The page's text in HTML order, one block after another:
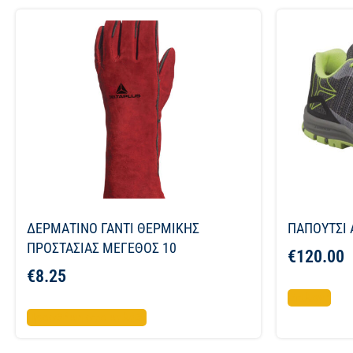
ΔΕΡΜΑΤΙΝΟ ΓΑΝΤΙ ΘΕΡΜΙΚΗΣ
ΠΡΟΣΤΑΣΙΑΣ ΜΕΓΕΘΟΣ 10
€8.25
ΠΑΠΟΥΤΣΙ
€120.00